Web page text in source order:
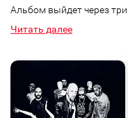
Альбом выйдет через три
Читать далее